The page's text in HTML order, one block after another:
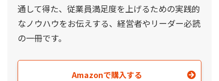
通して得た、従業員満足度を上げるための実践的
なノウハウをお伝えする、経営者やリーダー必読
の一冊です。
Amazonで購入する